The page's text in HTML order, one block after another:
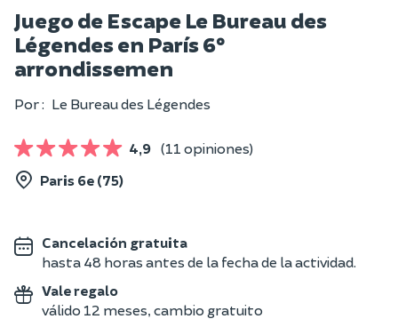
Juego de Escape Le Bureau des
Légendes en París 6º
arrondissemen
Por : Le Bureau des Légendes
4,9 (11 opiniones)
Paris 6e (75)
Cancelación gratuita
hasta 48 horas antes de la fecha de la actividad.
Vale regalo
válido 12 meses, cambio gratuito